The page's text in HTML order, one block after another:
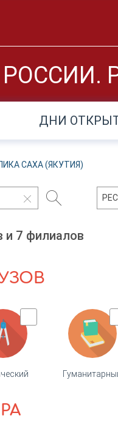
ДНИ
САХА (ЯКУТИЯ)
и 7 филиалов